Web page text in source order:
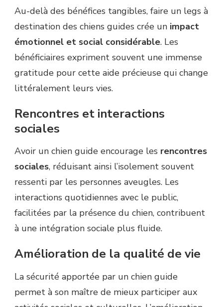
Au-delà des bénéfices tangibles, faire un legs à
destination des chiens guides crée un impact
émotionnel et social considérable. Les
bénéficiaires expriment souvent une immense
gratitude pour cette aide précieuse qui change
littéralement leurs vies.
Rencontres et interactions
sociales
Avoir un chien guide encourage les rencontres
sociales, réduisant ainsi l’isolement souvent
ressenti par les personnes aveugles. Les
interactions quotidiennes avec le public,
facilitées par la présence du chien, contribuent
à une intégration sociale plus fluide.
Amélioration de la qualité de vie
La sécurité apportée par un chien guide
permet à son maître de mieux participer aux